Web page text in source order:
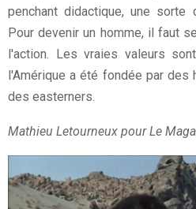
penchant didactique, une sorte
Pour devenir un homme, il faut
l'action. Les vraies valeurs
l'Amérique a été fondée par des
des easterners.
Mathieu Letourneux pour Le